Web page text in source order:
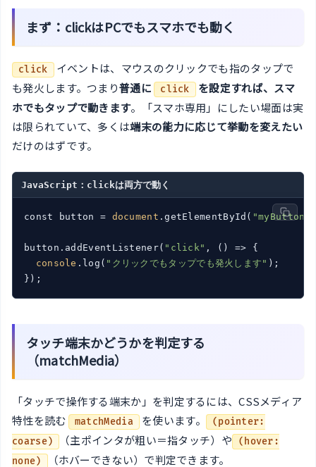
まず：clickはPCでもスマホでも動く
click イベントは、マウスのクリックでも指のタップで
も発火します。つまり普通に click
を設定すれば、スマ
ホでもタップで動きます。「スマホ専用」にしたい場面は実
は限られていて、多くは端末の能力に応じて挙動を変えたい
だけのはずです。
JavaScript：clickは両方で動く
const button = document .getElementById( "myButton"
button.addEventListener( "click" , () => {
console .log( "クリックでもタップでも発火します" );
});
タッチ端末かどうかを判定する
（matchMedia）
「タッチで操作する端末か」を判定するには、CSSメディア
特性を読む
matchMedia を使います。
(pointer:
coarse)
（主ポインタが粗い＝指タッチ）や
(hover:
none)
（ホバーできない）で判定できます。